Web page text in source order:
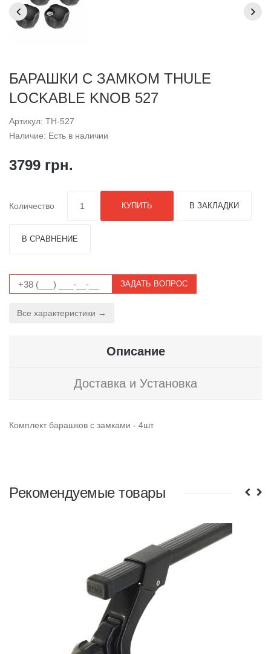
БАРАШКИ С ЗАМКОМ THULE
LOCKABLE KNOB 527
Артикул: TH-527
Наличие: Есть в наличии
3799 грн.
Количество КУПИТЬ В ЗАКЛАДКИ
В СРАВНЕНИЕ
ЗАДАТЬ ВОПРОС
Все характеристики →
Описание
Доставка и Установка
Комплект барашков с замками - 4шт
Рекомендуемые товары